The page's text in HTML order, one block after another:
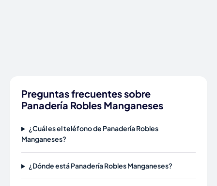
Preguntas frecuentes sobre
Panadería Robles Manganeses
¿Cuál es el teléfono de Panadería Robles
Manganeses?
¿Dónde está Panadería Robles Manganeses?